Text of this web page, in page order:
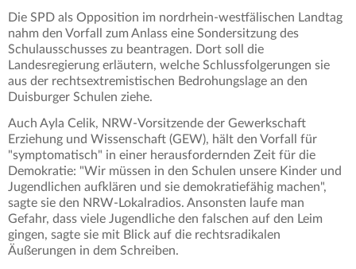
Die SPD als Opposition im nordrhein-westfälischen Landtag
nahm den Vorfall zum Anlass eine Sondersitzung des
Schulausschusses zu beantragen. Dort soll die
Landesregierung erläutern, welche Schlussfolgerungen sie
aus der rechtsextremistischen Bedrohungslage an den
Duisburger Schulen ziehe.
Auch Ayla Celik, NRW-Vorsitzende der Gewerkschaft
Erziehung und Wissenschaft (GEW), hält den Vorfall für
"symptomatisch" in einer herausfordernden Zeit für die
Demokratie: "Wir müssen in den Schulen unsere Kinder und
Jugendlichen aufklären und sie demokratiefähig machen",
sagte sie den NRW-Lokalradios. Ansonsten laufe man
Gefahr, dass viele Jugendliche den falschen auf den Leim
gingen, sagte sie mit Blick auf die rechtsradikalen
Äußerungen in dem Schreiben.